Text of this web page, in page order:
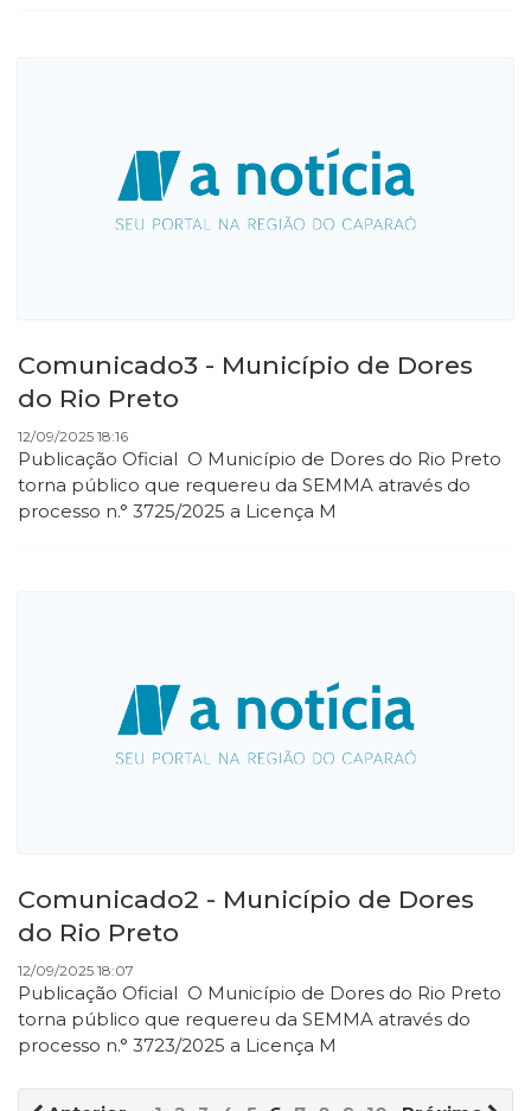
Comunicado3 - Município de Dores
do Rio Preto
12/09/2025 18:16
Publicação Oficial O Município de Dores do Rio Preto
torna público que requereu da SEMMA através do
processo n.° 3725/2025 a Licença M
Comunicado2 - Município de Dores
do Rio Preto
12/09/2025 18:07
Publicação Oficial O Município de Dores do Rio Preto
torna público que requereu da SEMMA através do
processo n.° 3723/2025 a Licença M